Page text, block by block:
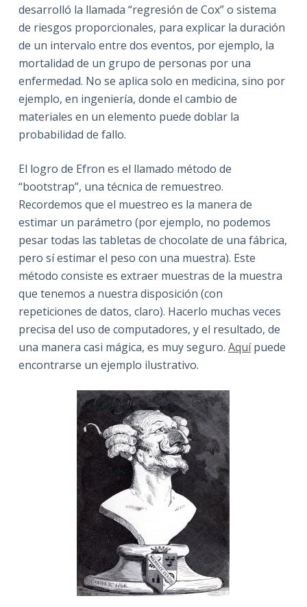
desarrolló la llamada “regresión de Cox” o sistema
de riesgos proporcionales, para explicar la duración
de un intervalo entre dos eventos, por ejemplo, la
mortalidad de un grupo de personas por una
enfermedad. No se aplica solo en medicina, sino por
ejemplo, en ingeniería, donde el cambio de
materiales en un elemento puede doblar la
probabilidad de fallo.
El logro de Efron es el llamado método de
“bootstrap”, una técnica de remuestreo.
Recordemos que el muestreo es la manera de
estimar un parámetro (por ejemplo, no podemos
pesar todas las tabletas de chocolate de una fábrica,
pero sí estimar el peso con una muestra). Este
método consiste es extraer muestras de la muestra
que tenemos a nuestra disposición (con
repeticiones de datos, claro). Hacerlo muchas veces
precisa del uso de computadores, y el resultado, de
una manera casi mágica, es muy seguro. Aquípuede
encontrarse un ejemplo ilustrativo.